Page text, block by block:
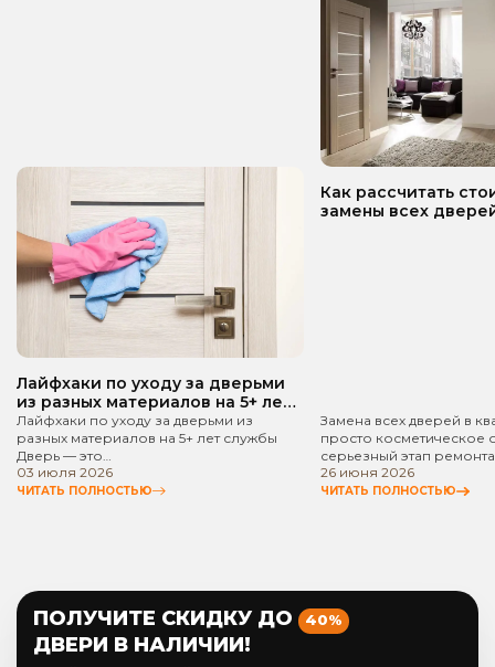
Лайфхаки по уходу за дверьми
из разных материалов на 5+ лет
службы
Лайфхаки по уходу за дверьми из
разных материалов на 5+ лет службы
Дверь — это…
03 июля 2026
ЧИТАТЬ ПОЛНОСТЬЮ
Как рассчитать
замены всех
Замена всех дверей в
просто косметическое
серьезный этап
26 июня 2026
ЧИТАТЬ ПОЛНОСТЬЮ
ПОЛУЧИТЕ СКИДКУ ДО 40%
ДВЕРИ В НАЛИЧИИ!